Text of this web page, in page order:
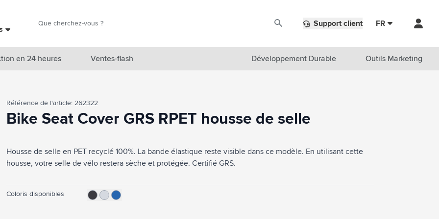
Marques
Accessoires boissons
Sacs & Voyage
Cuisiner & Vivre
Produits de soin
Support client FR
en 24 heures Ventes-flash Développement Durable Outils Marketing
Référence de l'article: 262322
Bike Seat Cover GRS RPET housse de selle
Housse de selle en PET recyclé 100%. La bande élastique reste visible dans ce modèle. En utilisant cette
housse, votre selle de vélo restera sèche et protégée. Certifié GRS.
Coloris disponibles